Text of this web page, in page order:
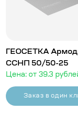
ГЕОСЕТКА
ССНП 50/50-25
Цена: от 39.3
Заказ в один